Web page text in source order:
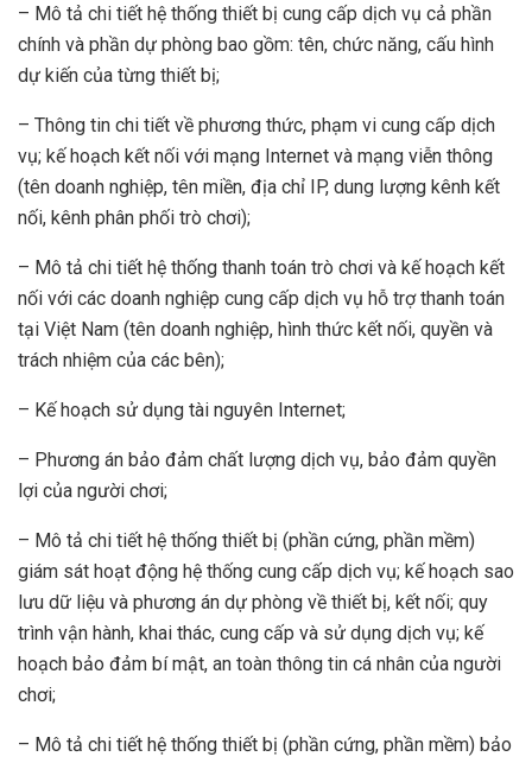
– Mô tả chi tiết hệ thống thiết bị cung cấp dịch vụ cả phần
chính và phần dự phòng bao gồm: tên, chức năng, cấu hình
dự kiến của từng thiết bị;
– Thông tin chi tiết về phương thức, phạm vi cung cấp dịch
vụ; kế hoạch kết nối với mạng Internet và mạng viễn thông
(tên doanh nghiệp, tên miền, địa chỉ IP, dung lượng kênh kết
nối, kênh phân phối trò chơi);
– Mô tả chi tiết hệ thống thanh toán trò chơi và kế hoạch kết
nối với các doanh nghiệp cung cấp dịch vụ hỗ trợ thanh toán
tại Việt Nam (tên doanh nghiệp, hình thức kết nối, quyền và
trách nhiệm của các bên);
– Kế hoạch sử dụng tài nguyên Internet;
– Phương án bảo đảm chất lượng dịch vụ, bảo đảm quyền
lợi của người chơi;
– Mô tả chi tiết hệ thống thiết bị (phần cứng, phần mềm)
giám sát hoạt động hệ thống cung cấp dịch vụ; kế hoạch sao
lưu dữ liệu và phương án dự phòng về thiết bị, kết nối; quy
trình vận hành, khai thác, cung cấp và sử dụng dịch vụ; kế
hoạch bảo đảm bí mật, an toàn thông tin cá nhân của người
chơi;
– Mô tả chi tiết hệ thống thiết bị (phần cứng, phần mềm) bảo